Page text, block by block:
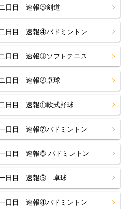
二日目 速報⑤剣道
日目 速報④バドミントン
二日目 速報③ソフトテニス
二日目 速報②卓球
日目 速報①軟式野球
日目 速報⑦バドミントン
日目 速報⑥ バドミントン
一日目 速報⑤ 卓球
日目 速報④バドミントン